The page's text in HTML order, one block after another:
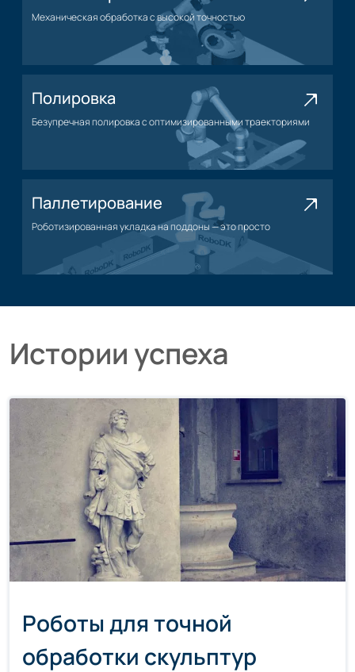
Механическая обработка с высокой точностью
Применение механической обработки
Полировка
Безупречная полировка с оптимизированными траекториями
Паллетирование
Роботизированная укладка на поддоны — это просто
Применение паллетирования
Истории успеха
Роботы для точной
обработки скульптур